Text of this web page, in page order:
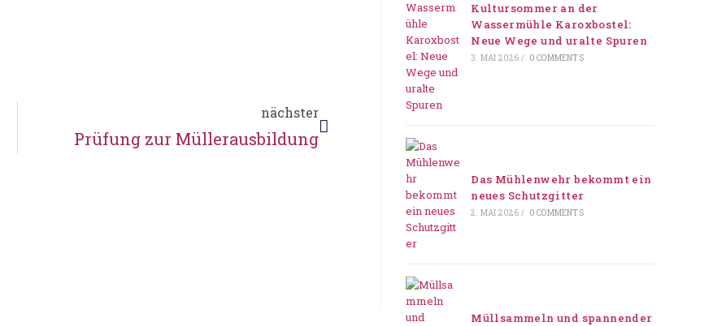
nächster
Prüfung zur Müllerausbildung
Kultursommer an der
Wassermühle Karoxbostel:
Neue Wege und uralte Spuren
3. MAI 2026 / 0 COMMENTS
Das Mühlenwehr bekommt ein
neues Schutzgitter
2. MAI 2026 / 0 COMMENTS
Müllsammeln und spannender